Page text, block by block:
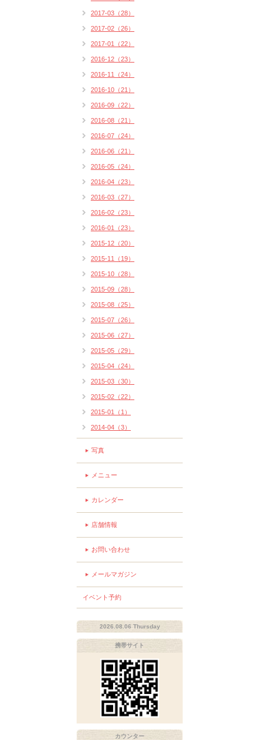
2017-03（28）
2017-02（26）
2017-01（22）
2016-12（23）
2016-11（24）
2016-10（21）
2016-09（22）
2016-08（21）
2016-07（24）
2016-06（21）
2016-05（24）
2016-04（23）
2016-03（27）
2016-02（23）
2016-01（23）
2015-12（20）
2015-11（19）
2015-10（28）
2015-09（28）
2015-08（25）
2015-07（26）
2015-06（27）
2015-05（29）
2015-04（24）
2015-03（30）
2015-02（22）
2015-01（1）
2014-04（3）
写真
メニュー
カレンダー
店舗情報
お問い合わせ
メールマガジン
イベント予約
2026.08.06 Thursday
携帯サイト
カウンター